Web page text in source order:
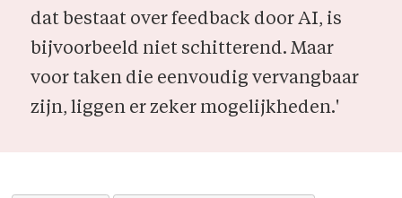
dat bestaat over feedback door AI, is
bij­voorbeeld niet schit­terend. Maar
voor taken die eenvou­dig vervangbaar
zijn, liggen er zeker mogelijkheden.'